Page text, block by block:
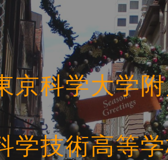
京科学大学
学技術高等